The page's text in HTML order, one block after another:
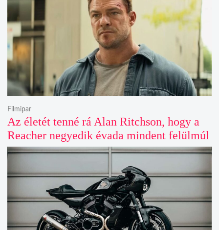
Az életét tenné rá Alan Ritchson, hogy a
Reacher negyedik évada mindent felülmúl
Filmipar